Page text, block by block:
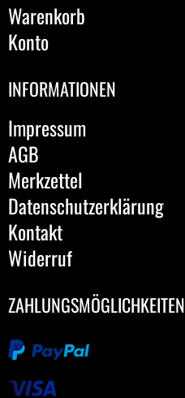
Warenkorb
Konto
INFORMATIONEN
Impressum
AGB
Merkzettel
Datenschutzerklärung
Kontakt
Widerruf
ZAHLUNGSMÖGLICHKEITEN